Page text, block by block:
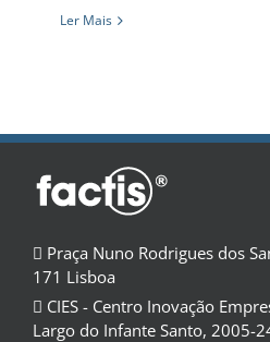
Ler Mais
Praça Nuno Rodrigues dos
171 Lisboa
CIES - Centro Inovação
Largo do Infante Santo, 2005-